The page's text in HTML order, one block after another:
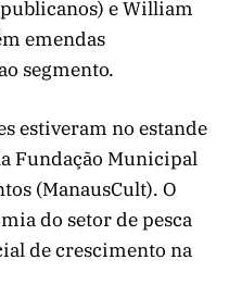
e William
emendas
segmento.
estiveram no estande
Fundação Municipal
(ManausCult). O
do setor de pesca
de crescimento na